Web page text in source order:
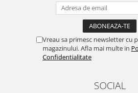
Vreau sa primesc newsletter cu
magazinului. Afla mai multe in
Confidentialitate
SOCIAL